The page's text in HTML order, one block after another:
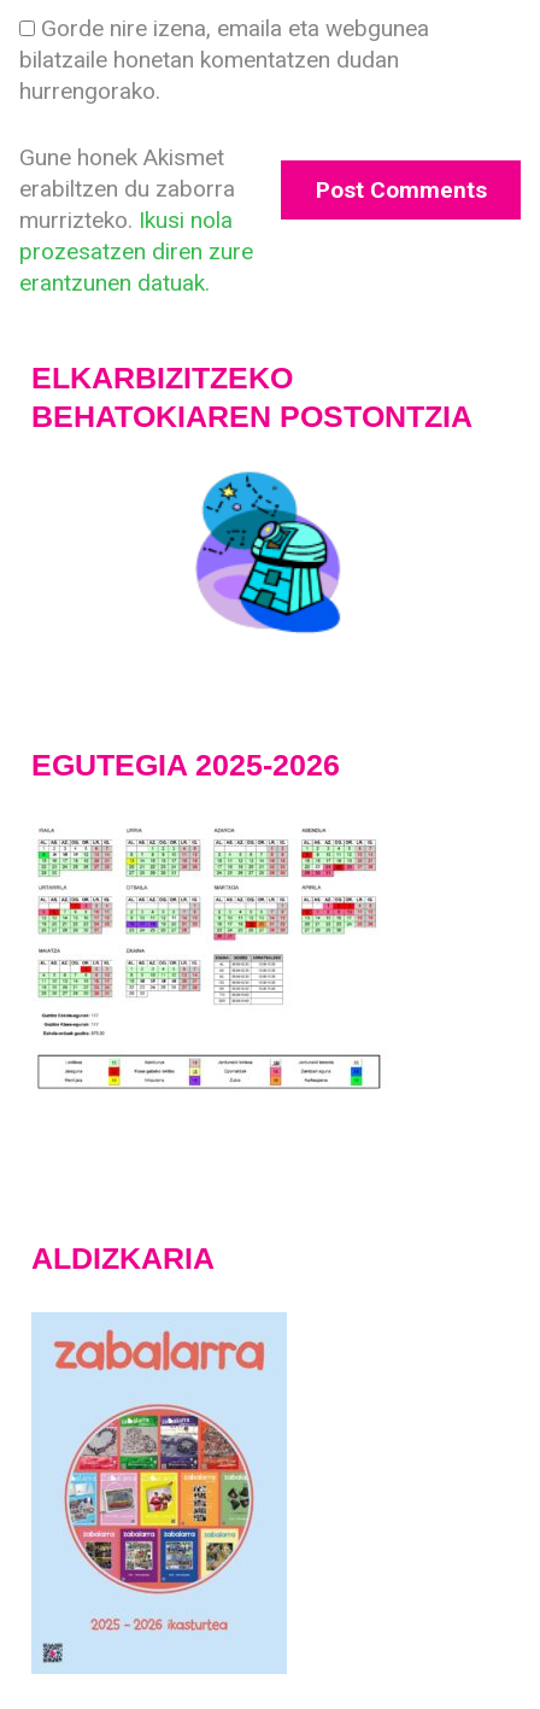
Gorde nire izena, emaila eta webgunea
bilatzaile honetan komentatzen dudan
hurrengorako.
Gune honek Akismet
erabiltzen du zaborra
murrizteko. Ikusi nola
prozesatzen diren zure
erantzunen datuak.
ELKARBIZITZEKO
BEHATOKIAREN POSTONTZIA
EGUTEGIA 2025-2026
ALDIZKARIA